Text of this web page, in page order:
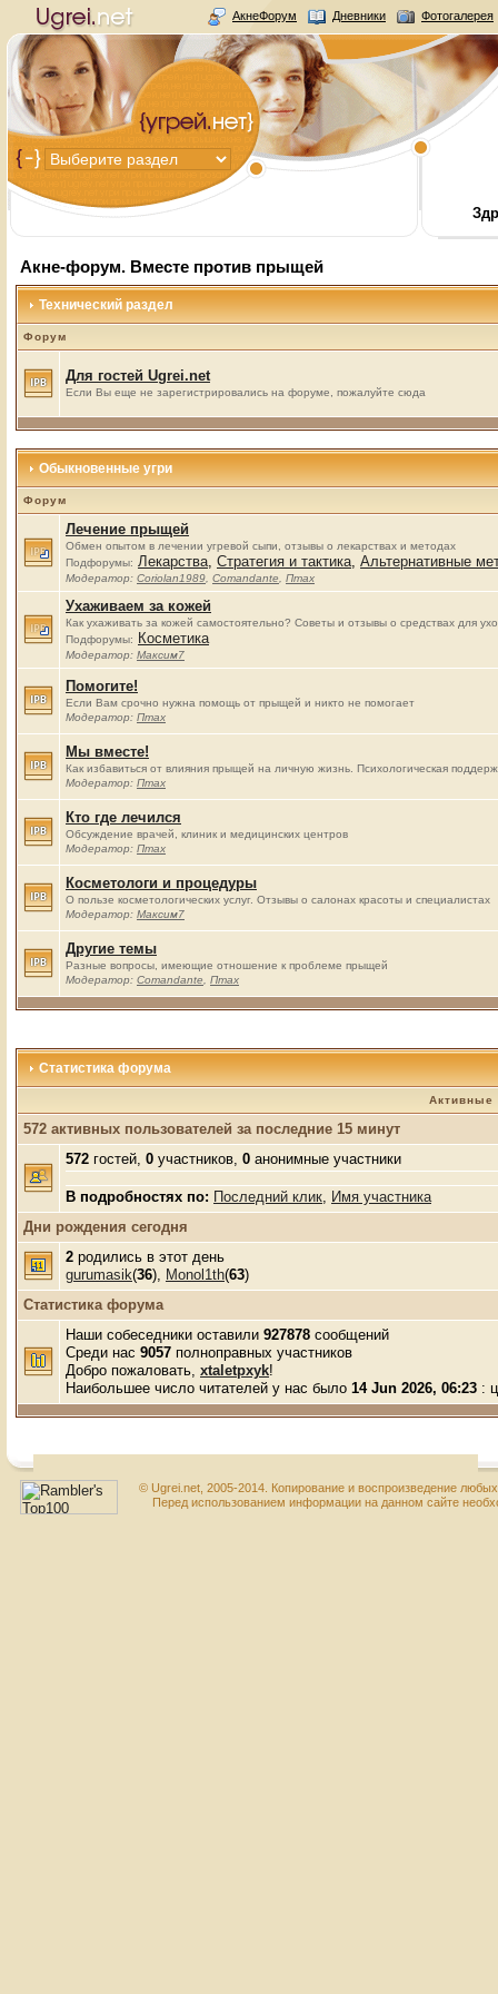
АкнеФорум Дневники Фотогалерея
Акне-форум. Вместе против прыщей
Технический раздел
Форум
Для гостей Ugrei.net
Если Вы еще не зарегистрировались на форуме, пожалуйте сюда
Обыкновенные угри
Форум
Лечение прыщей
Обмен опытом в лечении угревой сыпи, отзывы о лекарствах и методах
Подфорумы: Лекарства, Стратегия и тактика, Альтернативные
Модератор: Coriolan1989 Comandante Птах
Ухаживаем за кожей
Как ухаживать за кожей самостоятельно? Советы и отзывы о средствах для
Подфорумы:
Косметика
Модератор: Максим7
Помогите!
Если Вам срочно нужна помощь от прыщей и никто не помогает
Модератор: Птах
Мы вместе!
Как избавиться от влияния прыщей на личную жизнь. Психологическая
Модератор: Птах
Кто где лечился
Обсуждение врачей, клиник и медицинских центров
Модератор: Птах
Косметологи и процедуры
О пользе косметологических услуг. Отзывы о салонах красоты и специалистах
Модератор: Максим7
Другие темы
Разные вопросы, имеющие отношение к проблеме прыщей
Модератор: Comandante Птах
Статистика форума
Активные
572 активных пользователей за последние 15 минут
572 гостей, 0 участников, 0 анонимные участники
В подробностях по: Последний клик, Имя участника
Дни рождения сегодня
2 родились в этот день
gurumasik(36), Monol1th(63)
Статистика форума
Наши собеседники оставили 927878 сообщений
Среди нас 9057 полноправных участников
Добро пожаловать, xtaletpxyk!
Наибольшее число читателей у нас было 14 Jun 2026, 06:23 :
© Ugrei.net, 2005-2014. Копирование и воспроизведение
Перед использованием информации на данном сайте